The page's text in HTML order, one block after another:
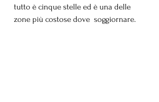
tutto è cinque stelle ed è una delle
zone più costose dove  soggiornare.